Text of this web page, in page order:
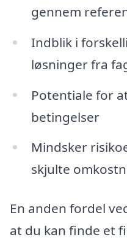
gennem
Indblik i
løsninger fra
Potentiale for
betingelser
Mindsker
skjulte
En anden fordel
at du kan finde et